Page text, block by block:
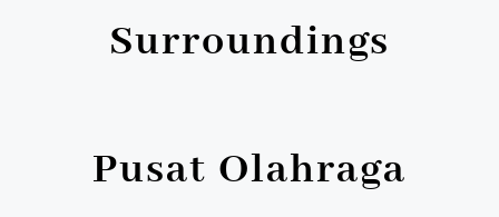
Surroundings
Pusat Olahraga